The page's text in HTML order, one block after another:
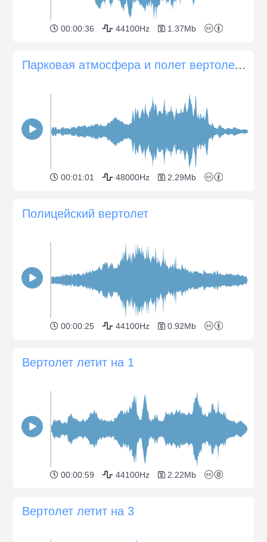
00:00:36 44100Hz 1.37Mb
Парковая атмосфера и полет вертолета на 1
00:01:01 48000Hz 2.29Mb
Полицейский вертолет
00:00:25 44100Hz 0.92Mb
Вертолет летит на 1
00:00:59 44100Hz 2.22Mb
Вертолет летит на 3